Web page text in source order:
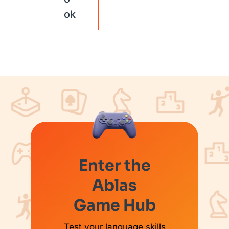
ok
Enter the
Ablas
Game Hub
Test your language skills